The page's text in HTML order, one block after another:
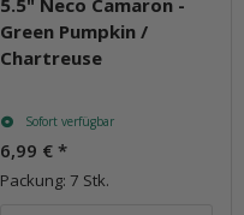
5.5" Neco Camaron -
Green Pumpkin /
Chartreuse
Sofort verfügbar
6,99 € *
Packung: 7 Stk.